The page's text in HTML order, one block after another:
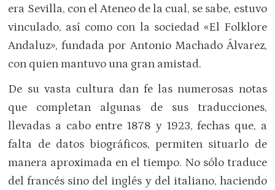
era Sevilla, con el Ateneo de la cual, se sabe, estuvo
vinculado, así como con la sociedad «El Folklore
Andaluz», fundada por Antonio Machado Álvarez,
con quien mantuvo una gran amistad.
De su vasta cultura dan fe las numerosas notas
que completan algunas de sus traducciones,
llevadas a cabo entre 1878 y 1923, fechas que, a
falta de datos biográficos, permiten situarlo de
manera aproximada en el tiempo. No sólo traduce
del francés sino del inglés y del italiano, haciendo